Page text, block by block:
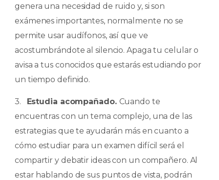
genera una necesidad de ruido y, si son
exámenes importantes, normalmente no se
permite usar audífonos, así que ve
acostumbrándote al silencio. Apaga tu celular o
avisa a tus conocidos que estarás estudiando por
un tiempo definido.
3. Estudia acompañado. Cuando te
encuentras con un tema complejo, una de las
estrategias que te ayudarán más en cuanto a
cómo estudiar para un examen difícil será el
compartir y debatir ideas con un compañero. Al
estar hablando de sus puntos de vista, podrán